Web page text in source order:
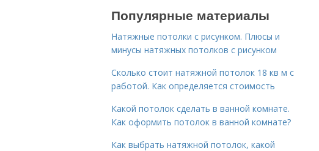
Популярные материалы
Натяжные потолки с рисунком. Плюсы и
минусы натяжных потолков с рисунком
Сколько стоит натяжной потолок 18 кв м с
работой. Как определяется стоимость
Какой потолок сделать в ванной комнате.
Как оформить потолок в ванной комнате?
Как выбрать натяжной потолок, какой